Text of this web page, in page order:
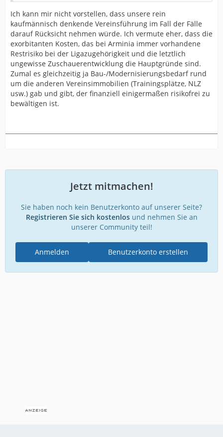
Ich kann mir nicht vorstellen, dass unsere rein
kaufmännisch denkende Vereinsführung im Fall der Fälle
darauf Rücksicht nehmen würde. Ich vermute eher, dass die
exorbitanten Kosten, das bei Arminia immer vorhandene
Restrisiko bei der Ligazugehörigkeit und die letztlich
ungewisse Zuschauerentwicklung die Hauptgründe sind.
Zumal es gleichzeitig ja Bau-/Modernisierungsbedarf rund
um die anderen Vereinsimmobilien (Trainingsplätze, NLZ
usw.) gab und gibt, der finanziell einigermaßen risikofrei zu
bewältigen ist.
Jetzt mitmachen!
Sie haben noch kein Benutzerkonto auf unserer Seite?
Registrieren Sie sich kostenlosund nehmen Sie an
unserer Community teil!
Benutzerkonto erstellen
Anmelden